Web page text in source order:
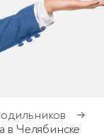
→
в Челябинске